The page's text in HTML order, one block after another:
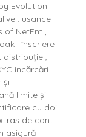
Evolution
. usance
of NetEnt ,
. înscriere
,
încărcări
și
limite și
cu doi
de cont
asigură